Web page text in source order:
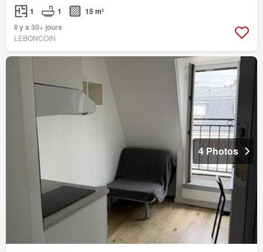
1 1
15 m²
Il y a 30+ jours
LEBONCOIN
4 Photos